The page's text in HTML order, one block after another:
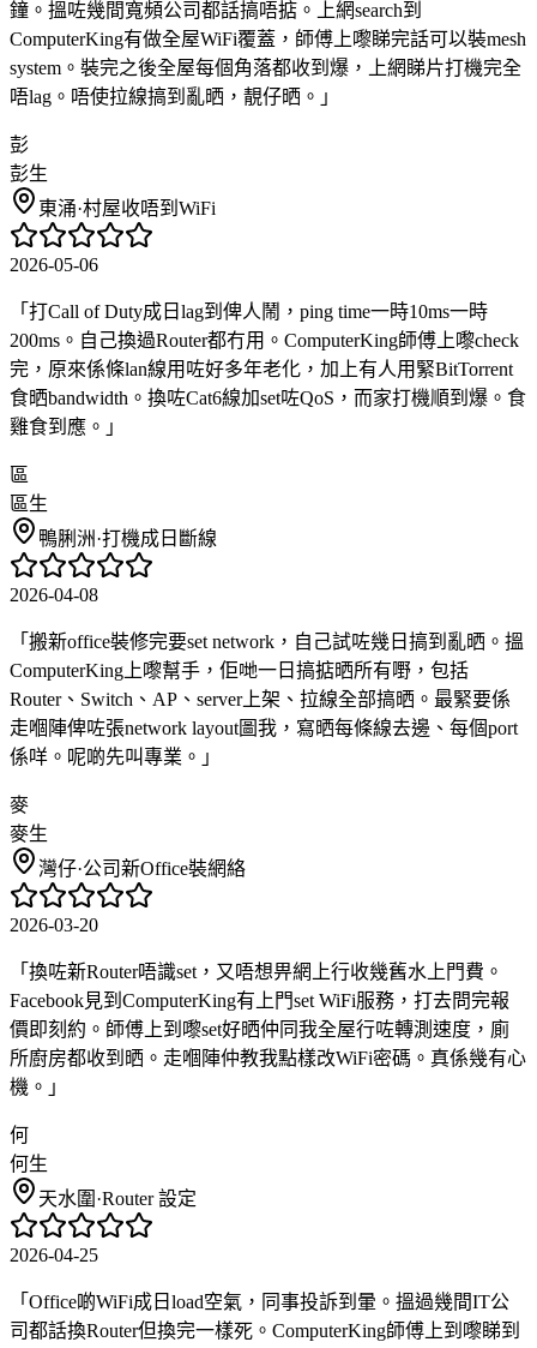
鐘。搵咗幾間寬頻公司都話搞唔掂。上網search到
ComputerKing有做全屋WiFi覆蓋，師傅上嚟睇完話可以裝mesh
system。裝完之後全屋每個角落都收到爆，上網睇片打機完全
唔lag。唔使拉線搞到亂晒，靚仔晒。 」
彭
彭生
東涌·村屋收唔到WiFi
2026-05-06
「 打Call of Duty成日lag到俾人鬧，ping time一時10ms一時
200ms。自己換過Router都冇用。ComputerKing師傅上嚟check
完，原來係條lan線用咗好多年老化，加上有人用緊BitTorrent
食晒bandwidth。換咗Cat6線加set咗QoS，而家打機順到爆。食
雞食到應。 」
區
區生
鴨脷洲·打機成日斷線
2026-04-08
「 搬新office裝修完要set network，自己試咗幾日搞到亂晒。搵
ComputerKing上嚟幫手，佢哋一日搞掂晒所有嘢，包括
Router、Switch、AP、server上架、拉線全部搞晒。最緊要係
走嗰陣俾咗張network layout圖我，寫晒每條線去邊、每個port
係咩。呢啲先叫專業。 」
麥
麥生
灣仔·公司新Office裝網絡
2026-03-20
「 換咗新Router唔識set，又唔想畀網上行收幾舊水上門費。
Facebook見到ComputerKing有上門set WiFi服務，打去問完報
價即刻約。師傅上到嚟set好晒仲同我全屋行咗轉測速度，廁
所廚房都收到晒。走嗰陣仲教我點樣改WiFi密碼。真係幾有心
機。 」
何
何生
天水圍 ·Router 設定
2026-04-25
「 Office啲WiFi成日load空氣，同事投訴到暈。搵過幾間IT公
司都話換Router但換完一樣死。ComputerKing師傅上到嚟睇到